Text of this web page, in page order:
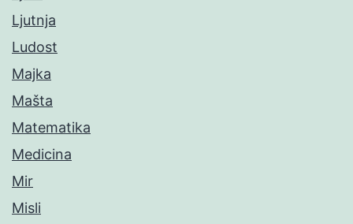
Ljutnja
Ludost
Majka
Mašta
Matematika
Medicina
Mir
Misli